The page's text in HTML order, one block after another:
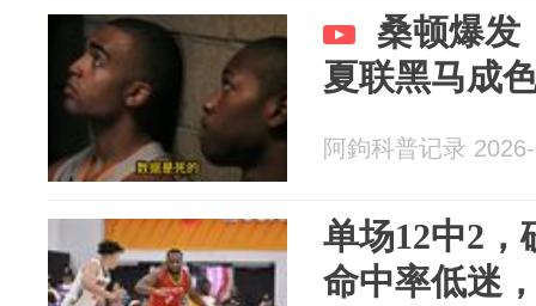
桑顿爆发
夏联黑马成
阿鉤科普记录
单场12中2，
命中率低迷